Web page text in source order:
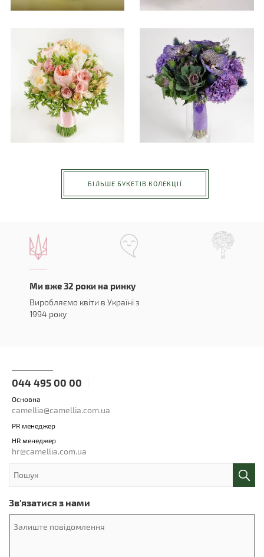
БІЛЬШЕ БУКЕТІВ КОЛЕКЦІЇ
Ми вже 32 роки на ринку
Виробляємо квіти в Україні з
1994 року
044 495 00 00
Основна
camellia@camellia.com.ua
PR менеджер
HR менеджер
hr@camellia.com.ua
Зв'язатися з нами